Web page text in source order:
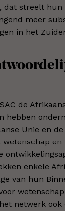
dat streelt hun
meer
in het
de
hebben
Unie en de
wetenschap
enkele
van hun
netwerk ook